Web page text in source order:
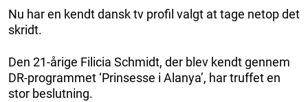
Nu har en kendt dansk tv profil valgt at tage netop det
skridt.
Den 21-årige Filicia Schmidt, der blev kendt gennem
DR-programmet ‘Prinsesse i Alanya’, har truffet en
stor beslutning.